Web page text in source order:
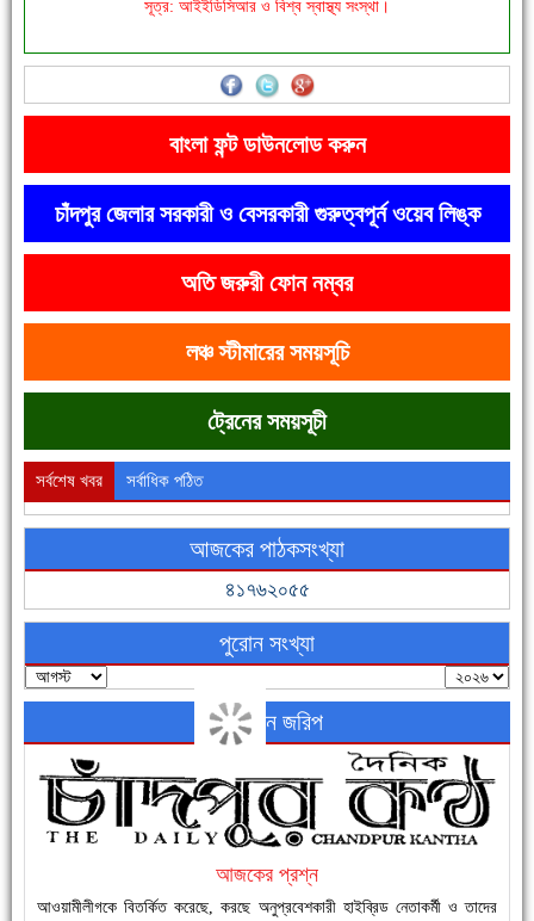
'বাংলা সাহিত্যানুরাগীরা তাঁর অবদানকে চিরকাল স্মরণ করবে'
দেশে রাস্তাঘাটসহ অনেক কিছুই হয়েছে, বাড়েনি কর্মসংস্থান
ফরিদগঞ্জের ভূমিহীন ২০ পরিবার আজ নিজের পাকা ঘরে উঠছে
নতুনবাজার ফাঁড়ি পুলিশের অভিযানে ৪০ পিচ ইয়াবাসহ ১ জন গ্রেফতার
সূত্র: আইইডিসিআর ও বিশ্ব স্বাস্থ্য সংস্থা।
বাংলা ফন্ট ডাউনলোড করুন
চাঁদপুর জেলার সরকারী ও বেসরকারী গুরুত্বপূর্ন ওয়েব লিঙ্ক
অতি জরুরী ফোন নম্বর
লঞ্চ স্টীমারের সময়সূচি
ট্রেনের সময়সূচী
সর্বশেষ খবর সর্বাধিক পঠিত
আজকের পাঠকসংখ্যা
৪১৭৬২০৫৫
পুরোন সংখ্যা
অনলাইন জরিপ
আজকের প্রশ্ন
আওয়ামীলীগকে বিতর্কিত করেছে, করছে অনুপ্রবেশকারী হাইব্রিড নেতাকর্মী ও তাদের